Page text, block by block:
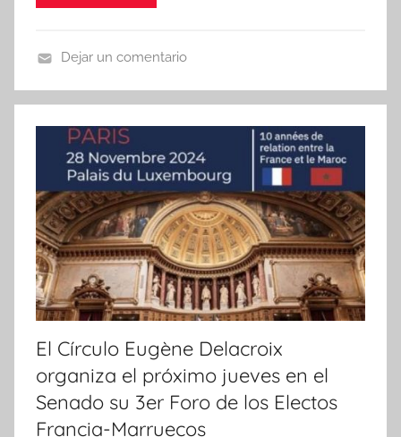
o
t
i
a
s
Dejar un comentario
El Círculo Eugène Delacroix
organiza el próximo jueves en el
Senado su 3er Foro de los Electos
Francia-Marruecos